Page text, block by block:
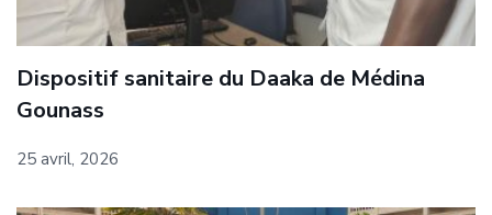
Dispositif sanitaire du Daaka de Médina
Gounass
25 avril, 2026